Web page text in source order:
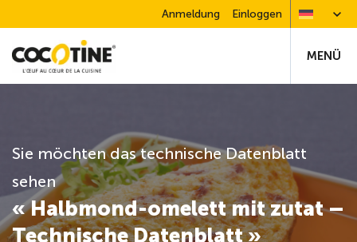
Anmeldung Einloggen
MENÜ
Sie möchten das technische Datenblatt
sehen
« Halbmond-omelett mit zutat –
Technische Datenblatt »